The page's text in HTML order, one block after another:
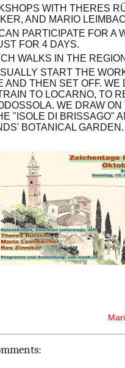
WITH THERES
AND MARIO
PARTICIPATE FOR A
FOR 4 DAYS.
WALKS IN THE REGION
START THE
AND THEN SET OFF. WE
TO LOCARNO, TO
WE DRAW
"ISOLE DI BRISSAGO"
BOTANICAL GARDEN.